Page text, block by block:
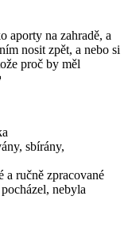
aporty na zahradě, a
nosit zpět, a nebo si
proč by měl
sbírány,
a ručně zpracované
nebyla